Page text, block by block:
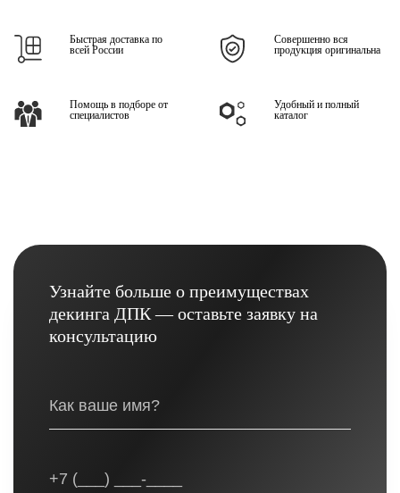
Быстрая доставка по
всей России
Совершенно вся
продукция оригинальна
Помощь в подборе от
специалистов
Удобный и полный
каталог
Узнайте больше о преимуществах
декинга ДПК — оставьте заявку на
консультацию